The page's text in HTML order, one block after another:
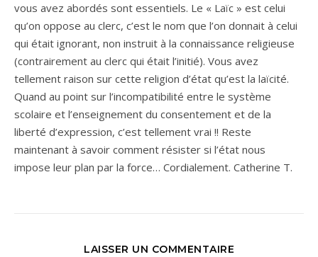
vous avez abordés sont essentiels. Le « Laïc » est celui
qu’on oppose au clerc, c’est le nom que l’on donnait à celui
qui était ignorant, non instruit à la connaissance religieuse
(contrairement au clerc qui était l’initié). Vous avez
tellement raison sur cette religion d’état qu’est la laïcité.
Quand au point sur l’incompatibilité entre le système
scolaire et l’enseignement du consentement et de la
liberté d’expression, c’est tellement vrai !! Reste
maintenant à savoir comment résister si l’état nous
impose leur plan par la force… Cordialement. Catherine T.
LAISSER UN COMMENTAIRE